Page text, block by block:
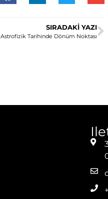
SIRADAKI YAZI
Astrofizik Tarihinde Dönüm Noktası